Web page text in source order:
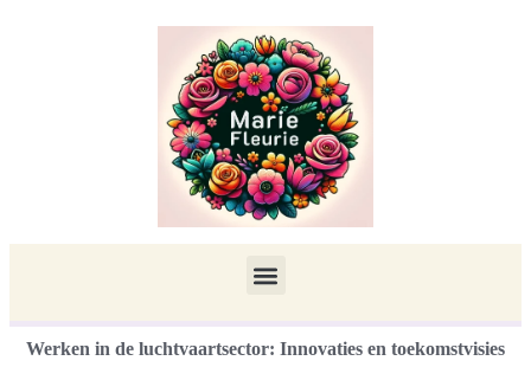
Werken in de luchtvaartsector: Innovaties en toekomstvisies